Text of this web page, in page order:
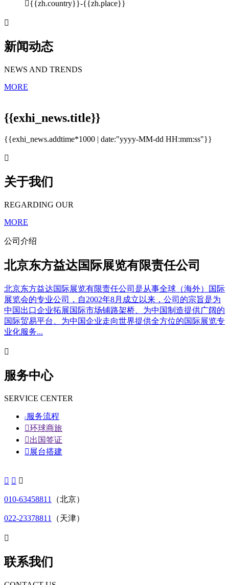
{{zh.country}}-{{zh.place}}

新闻动态
NEWS AND TRENDS
MORE
{{exhi_news.title}}
{{exhi_news.addtime*1000 | date:"yyyy-MM-dd HH:mm:ss"}}

关于我们
REGARDING OUR
MORE
公司介绍
北京东方益达国际展览有限责任公司
北京东方益达国际展览有限责任公司是从事全球（海外）国际
展览会的专业公司，自2002年8月成立以来，公司的宗旨是为
中国出口企业拓展国际市场铺路架桥、为中国制造提供广阔的
国际贸易平台、为中国企业走向世界提供全方位的国际展览专
业化服务...

服务中心
SERVICE CENTER
 服务流程
环球商旅
出国签证
 展台搭建
  
010-63458811 （北京）
022-23378811 （天津）

联系我们